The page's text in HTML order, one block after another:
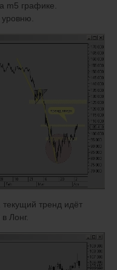
m5 графике.
тренд идёт
Лонг.